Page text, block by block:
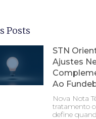
Posts
STN
Ajustes
Ao
Nova Nota
tratamento
define